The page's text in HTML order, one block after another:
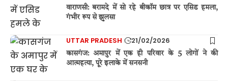
वाराणसी: बरामदे में सो रहे बीकॉम छात्र पर एसिड हमला,
गंभीर रूप से झुलसा
UTTAR PRADESH 21/02/2026
कासगंज: अमापुर में एक ही परिवार के 5 लोगों ने की
आत्महत्या, पूरे इलाके में सनसनी